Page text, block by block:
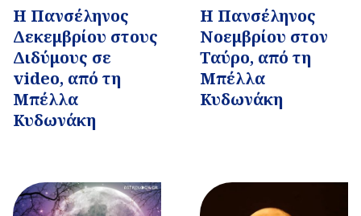
Η Πανσέληνος
Δεκεμβρίου στους
Διδύμους σε
video, από τη
Μπέλλα
Κυδωνάκη
Η Πανσέληνος
Νοεμβρίου στον
Ταύρο, από τη
Μπέλλα
Κυδωνάκη